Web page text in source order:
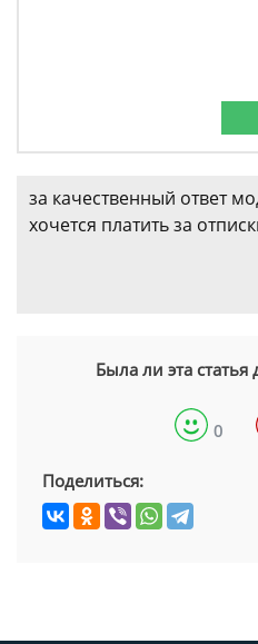
за качественный ответ
хочется платить за
Была ли эта статья
0
Поделиться: